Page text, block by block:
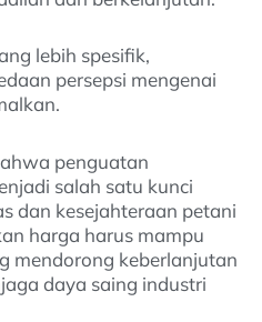
lebih spesifik,
persepsi mengenai
penguatan
salah satu kunci
dan kesejahteraan petani
harga harus mampu
mendorong keberlanjutan
daya saing industri